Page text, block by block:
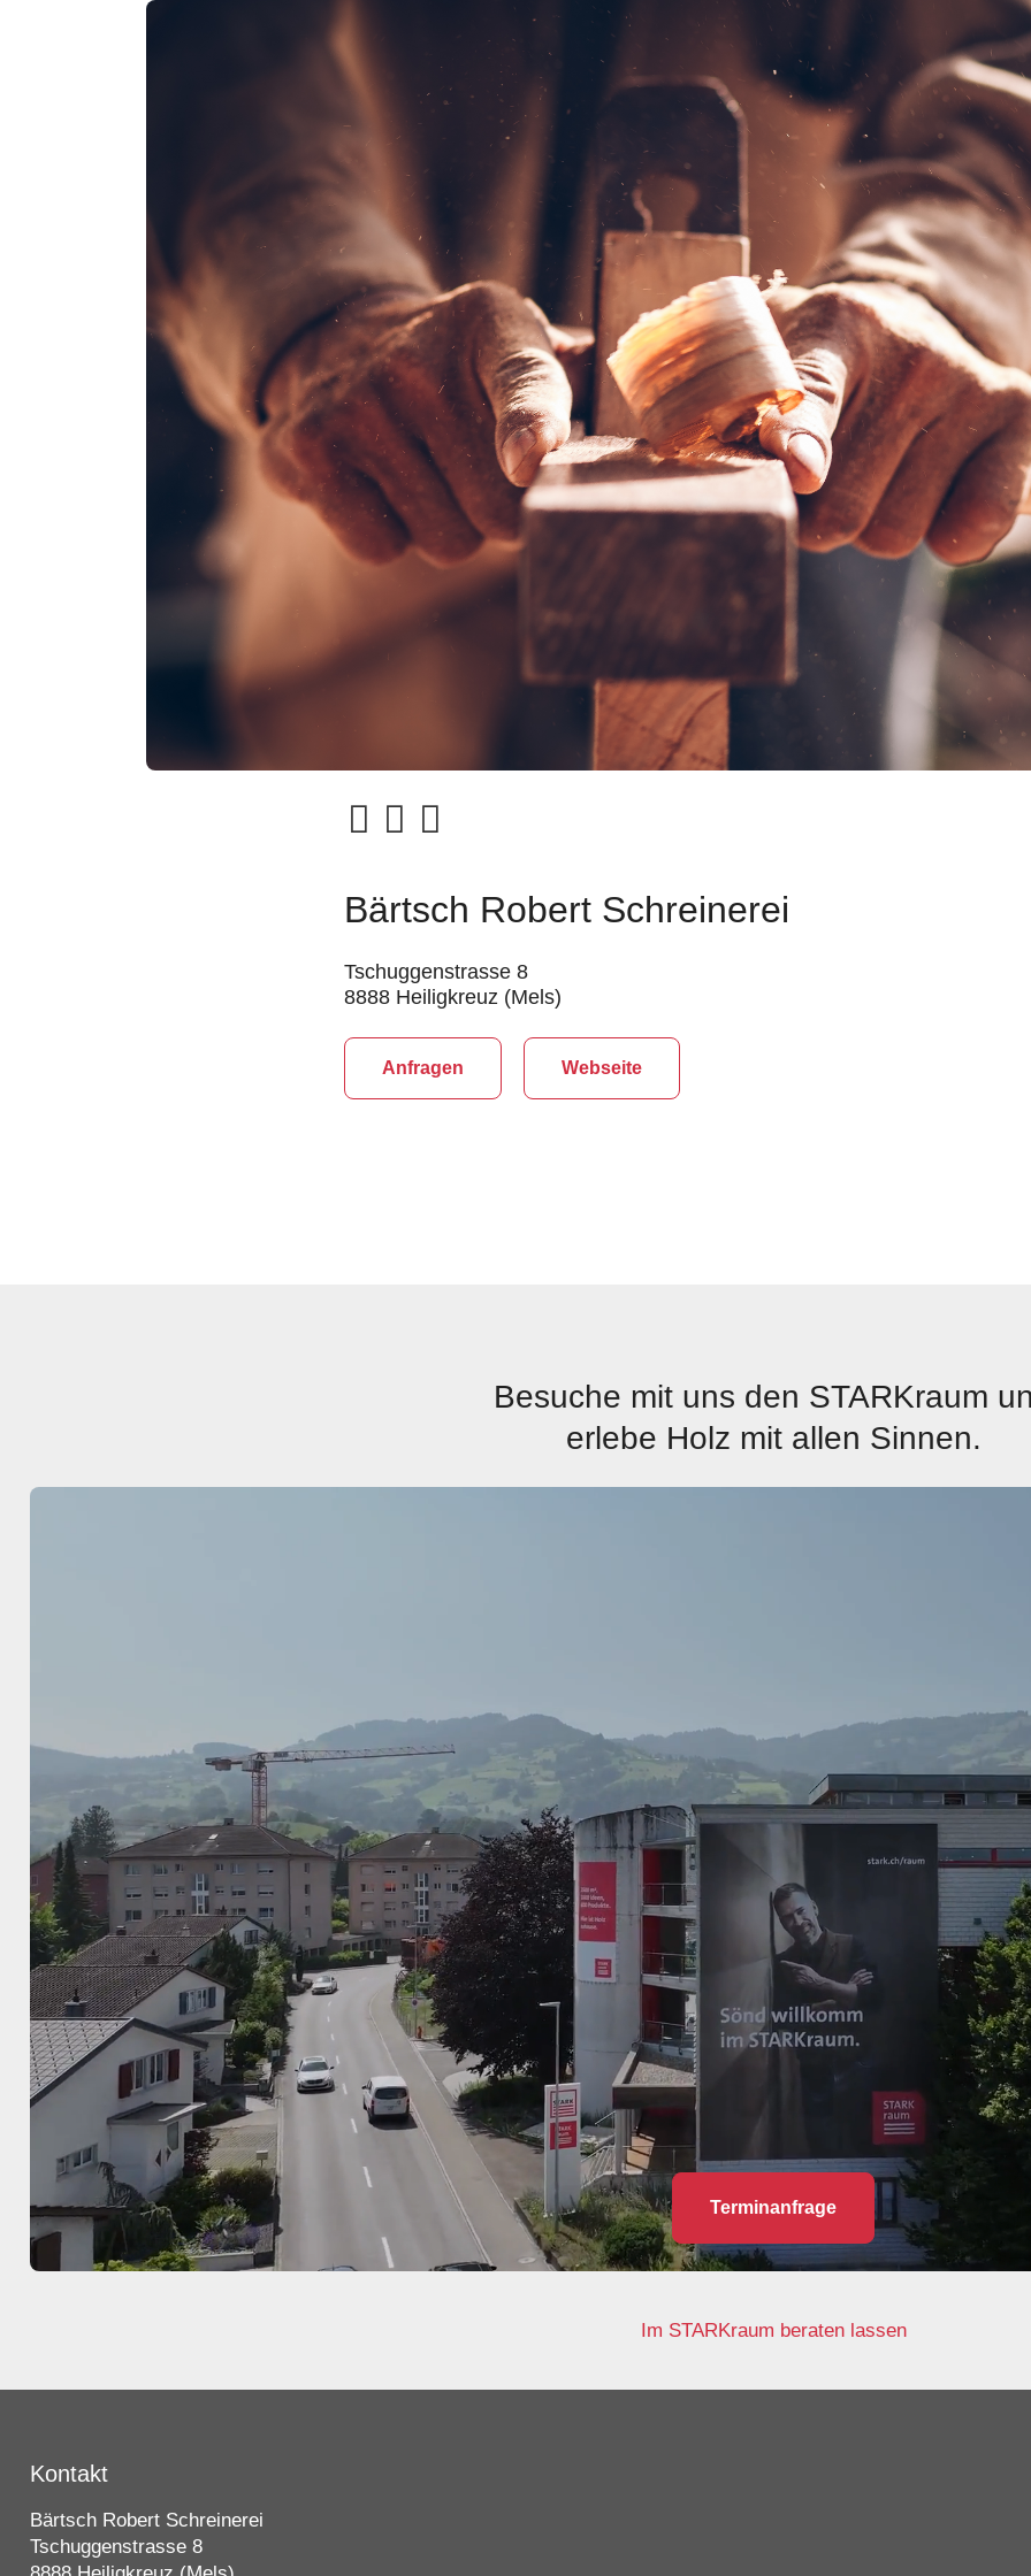
Bärtsch Robert Schreinerei
Tschuggenstrasse 8
8888 Heiligkreuz (Mels)
Anfragen Webseite
Besuche mit uns den STARKraum
erlebe Holz mit allen Sinnen.
Terminanfrage
Im STARKraum beraten lassen
Kontakt
Bärtsch Robert Schreinerei
Tschuggenstrasse 8